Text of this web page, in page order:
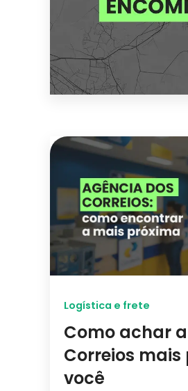
Logística e frete
Como achar
Correios
você